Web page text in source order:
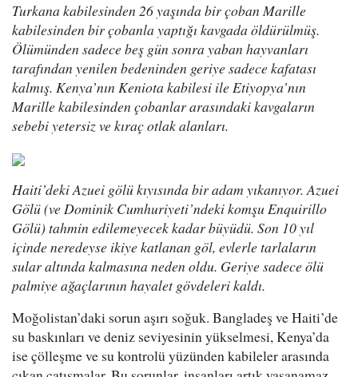
Turkana kabilesinden 26 yaşında bir çoban Marille
kabilesinden bir çobanla yaptığı kavgada öldürülmüş.
Ölümünden sadece beş gün sonra yaban hayvanları
tarafından yenilen bedeninden geriye sadece kafatası
kalmış. Kenya’nın Keniota kabilesi ile Etiyopya’nın
Marille kabilesinden çobanlar arasındaki kavgaların
sebebi yetersiz ve kıraç otlak alanları.
Haiti’deki Azuei gölü kıyısında bir adam yıkanıyor. Azuei
Gölü (ve Dominik Cumhuriyeti’ndeki komşu Enquirillo
Gölü) tahmin edilemeyecek kadar büyüdü. Son 10 yıl
içinde neredeyse ikiye katlanan göl, evlerle tarlaların
sular altında kalmasına neden oldu. Geriye sadece ölü
palmiye ağaçlarının hayalet gövdeleri kaldı.
Moğolistan’daki sorun aşırı soğuk. Bangladeş ve Haiti’de
su baskınları ve deniz seviyesinin yükselmesi, Kenya’da
ise çölleşme ve su kontrolü yüzünden kabileler arasında